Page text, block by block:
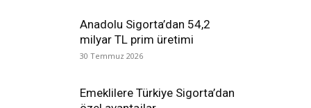
Anadolu Sigorta’dan 54,2
milyar TL prim üretimi
30 Temmuz 2026
Emeklilere Türkiye Sigorta’dan